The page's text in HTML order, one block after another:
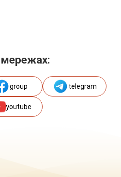
мережах:
group telegram
youtube